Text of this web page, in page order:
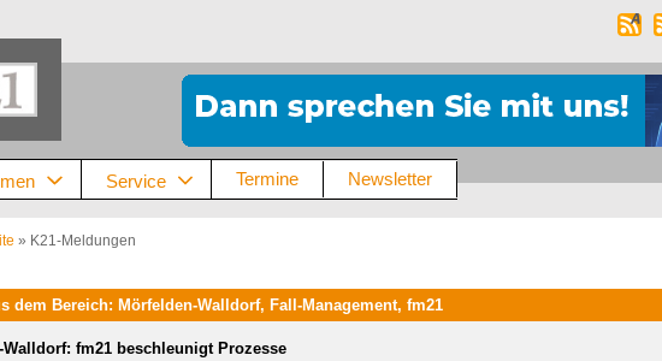
Service Termine Newsletter
» K21-Meldungen
dem Bereich: Mörfelden-Walldorf, Fall-Management, fm21
Walldorf: fm21 beschleunigt Prozesse